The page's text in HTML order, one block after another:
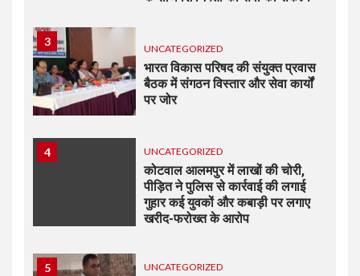
3
UNCATEGORIZED
भारत विकास परिषद की संयुक्त प्रवास
बैठक में संगठन विस्तार और सेवा कार्यों
पर जोर
4 UNCATEGORIZED
कोटवाल आलमपुर में लाखों की चोरी,
पीड़ित ने पुलिस से कार्रवाई की लगाई
गुहार कई युवकों और कबाड़ी पर लगाए
खरीद-फरोख्त के आरोप
5 UNCATEGORIZED